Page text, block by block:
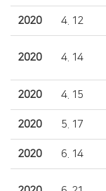
2020 4. 12
2020 4. 14
2020 4. 15
2020 5. 17
2020 6. 14